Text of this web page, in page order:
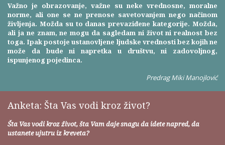
Važno je obrazovanje, važne su neke vrednosne, moralne
norme, ali one se ne prenose savetovanjem nego načinom
življenja. Možda su to danas prevaziđene kategorije. Možda,
ali ja ne znam, ne mogu da sagledam ni život ni realnost bez
toga. Ipak postoje ustanovljene ljudske vrednosti bez kojih ne
može da bude ni napretka u društvu, ni zadovoljnog,
ispunjenog pojedinca.
Predrag Miki Manojlović
Anketa: Šta Vas vodi kroz život?
Šta Vas vodi kroz život, šta Vam daje snagu da idete napred, da
ustanete ujutru iz kreveta?